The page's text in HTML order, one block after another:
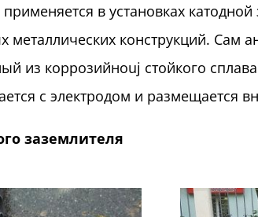
в установках
конструкций. Сам
из коррозийноuj стойкого
с электродом и размещается
заземлителя